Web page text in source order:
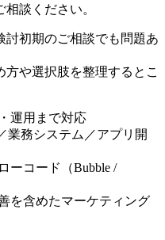
談ください。
討初期のご相談でも問題あ
や選択肢を整理するとこ
運用まで対応
業務システム／アプリ開
ーコード（Bubble /
を含めたマーケティング